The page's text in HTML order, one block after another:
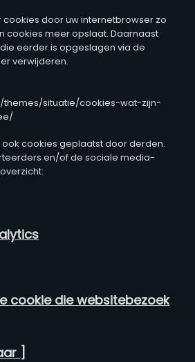
cookies door uw internetbrowser zo
cookies meer opslaat. Daarnaast
eerder is opgeslagen via de
verwijderen.
themes/situatie/cookies-wat-zijn-
cookies geplaatst door derden.
en/of de sociale media-
cookie die websitebezoek
]